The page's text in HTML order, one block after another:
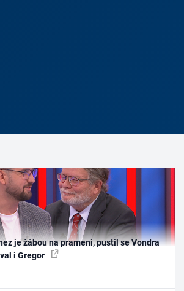
je žábou na prameni, pustil se Vondra
i Gregor